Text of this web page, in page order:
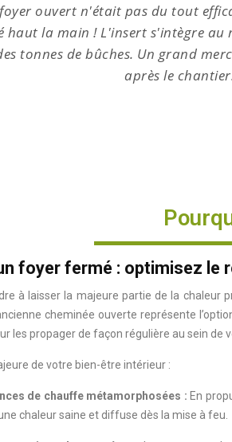
ouvert n'était pas du tout
haut la main ! L'insert s'intègre au
tonnes de bûches. Un grand
après le
foyer fermé : optimisez
à laisser la majeure partie de la chaleur
cheminée ouverte représente
les propager de façon régulière au sein
de votre bien-être intérieur :
de chauffe métamorphosées : En
chaleur saine et diffuse dès la mise à feu.